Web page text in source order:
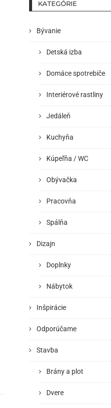
KATEGÓRIE
Bývanie
Detská izba
Domáce spotrebiče
Interiérové rastliny
Jedáleň
Kuchyňa
Kúpeľňa / WC
Obývačka
Pracovňa
Spálňa
Dizajn
Doplnky
Nábytok
Inšpirácie
Odporúčame
Stavba
Brány a plot
Dvere